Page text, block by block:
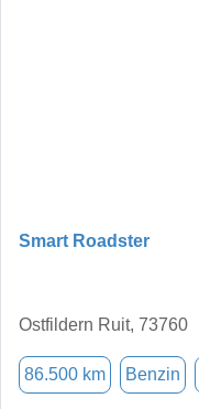
Smart Roadster
Ostfildern Ruit, 73760
86.500 km Benzin